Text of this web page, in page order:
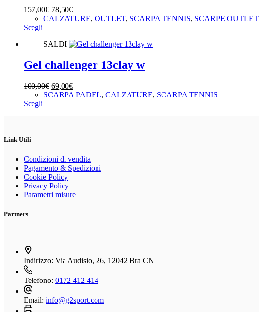
possono
essere
scelte
nella
pagina
prodotto
157,00€ Il
prezzo
157,00€.
78,50€Il
prezzo
78,50€.
CALZATURE, OUTLET, SCARPA TENNIS, SCARPE OUTLET
Scegli
ha
varianti.
Le
possono
essere
scelte
SALDI
Gel challenger 13clay w
100,00€ Il
prezzo
69,00€Il
prezzo
SCARPA PADEL, CALZATURE, SCARPA TENNIS
Scegli
opzioni
possono
essere
scelte
nella
pagina
Link Utili
Condizioni di vendita
Pagamento & Spedizioni
Cookie Policy
Privacy Policy
Parametri misure
Partners
Indirizzo: Via Audisio, 26, 12042 Bra CN
Telefono: 0172 412 414
Email: info@g2sport.com